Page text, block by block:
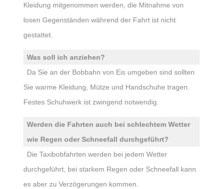
Kleidung mitgenommen werden, die Mitnahme von
losen Gegenständen während der Fahrt ist nicht
gestattet.
Was soll ich anziehen?
Da Sie an der Bobbahn von Eis umgeben sind sollten
Sie warme Kleidung, Mütze und Handschuhe tragen.
Festes Schuhwerk ist zwingend notwendig.
Werden die Fahrten auch bei schlechtem Wetter
wie Regen oder Schneefall durchgeführt?
Die Taxibobfahrten werden bei jedem Wetter
durchgeführt, bei starkem Regen oder Schneefall kann
es aber zu Verzögerungen kommen.